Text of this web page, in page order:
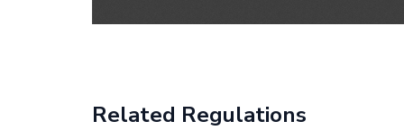
Related Regulations